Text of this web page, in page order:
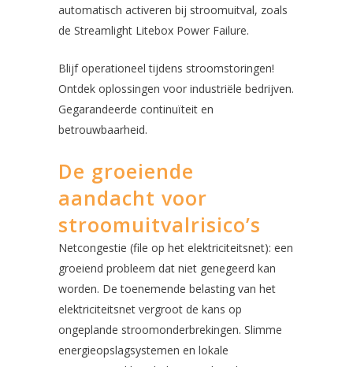
automatisch activeren bij stroomuitval, zoals
de Streamlight Litebox Power Failure.
Blijf operationeel tijdens stroomstoringen!
Ontdek oplossingen voor industriële bedrijven.
Gegarandeerde continuïteit en
betrouwbaarheid.
De groeiende
aandacht voor
stroomuitvalrisico’s
Netcongestie (file op het elektriciteitsnet): een
groeiend probleem dat niet genegeerd kan
worden. De toenemende belasting van het
elektriciteitsnet vergroot de kans op
ongeplande stroomonderbrekingen. Slimme
energieopslagsystemen en lokale